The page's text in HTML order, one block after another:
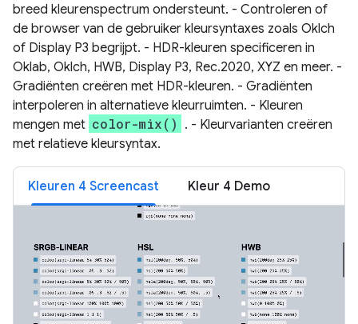
breed kleurenspectrum ondersteunt. - Controleren of
de browser van de gebruiker kleursyntaxes zoals Oklch
of Display P3 begrijpt. - HDR-kleuren specificeren in
Oklab, Oklch, HWB, Display P3, Rec.2020, XYZ en meer. -
Gradiënten creëren met HDR-kleuren. - Gradiënten
interpoleren in alternatieve kleurruimten. - Kleuren
mengen met color-mix() . - Kleurvarianten creëren
met relatieve kleursyntax.
Kleuren 4 Screencast Kleur 4 Demo